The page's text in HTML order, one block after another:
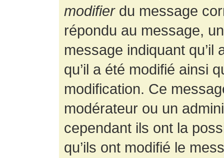
modifierdu message
répondu au message,
message indiquant
qu’il a été modifié ainsi
modification. Ce
modérateur ou un
cependant ils ont la
qu’ils ont modifié le